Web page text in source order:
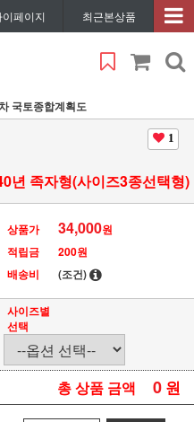
이페이지 최근본상품
국토종합계획도
1
년 족자형(사이즈3종선택형)
상품가 34,000원
적립금
200원
배송비
(조건)
사이즈별
선택
총 상품 금액 0 원